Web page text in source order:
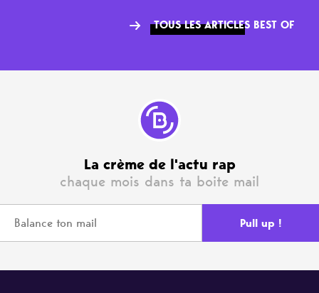
TOUS LES ARTICLES BEST OF
La crème de l'actu rap
chaque mois dans ta boite mail